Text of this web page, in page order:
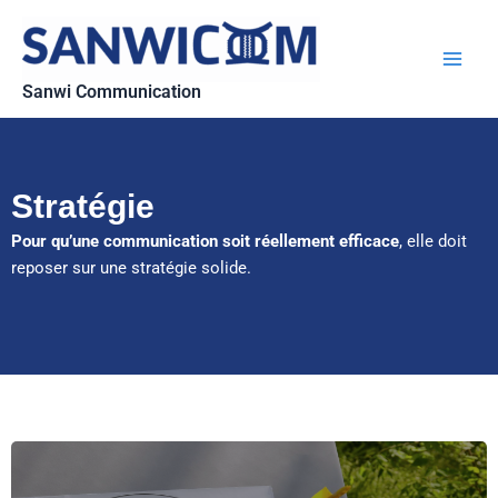
contenu
Sanwi Communication
Stratégie
Pour qu’une communication soit réellement efficace, elle doit
reposer sur une stratégie solide.